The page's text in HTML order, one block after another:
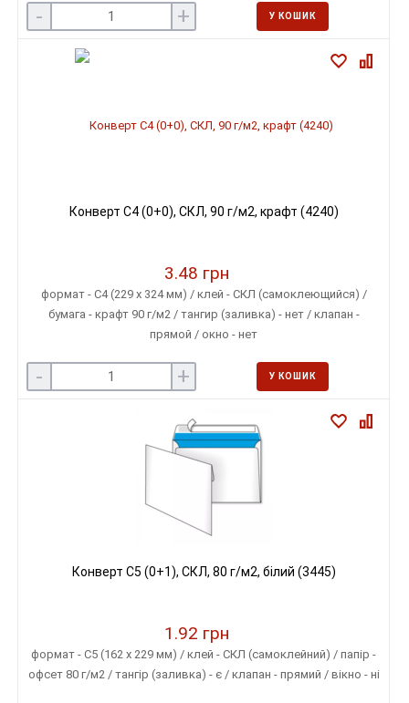
- + У КОШИК
Конверт C4 (0+0), СКЛ, 90 г/м2, крафт (4240)
3.48 грн
формат - С4 (229 х 324 мм) / клей - СКЛ (самоклеющийся) /
бумага - крафт 90 г/м2 / тангир (заливка) - нет / клапан -
прямой / окно - нет
- + У КОШИК
Конверт C5 (0+1), СКЛ, 80 г/м2, білий (3445)
1.92 грн
формат - С5 (162 х 229 мм) / клей - СКЛ (самоклейний) / папір -
офсет 80 г/м2 / тангір (заливка) - є / клапан - прямий / вікно - ні